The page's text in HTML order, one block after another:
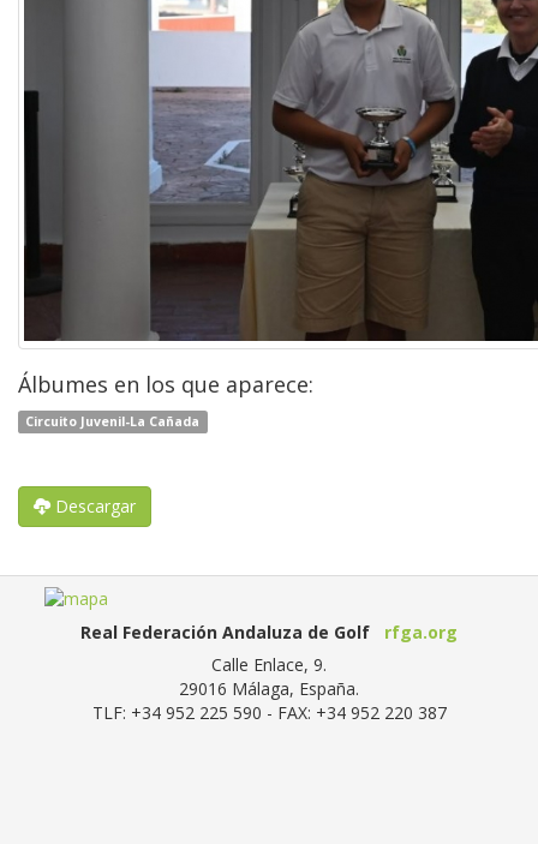
Álbumes en los que aparece:
Circuito Juvenil-La Cañada
Descargar
Real Federación Andaluza de Golf
rfga.org
Calle Enlace, 9.
29016 Málaga, España.
TLF: +34 952 225 590 - FAX: +34 952 220 387